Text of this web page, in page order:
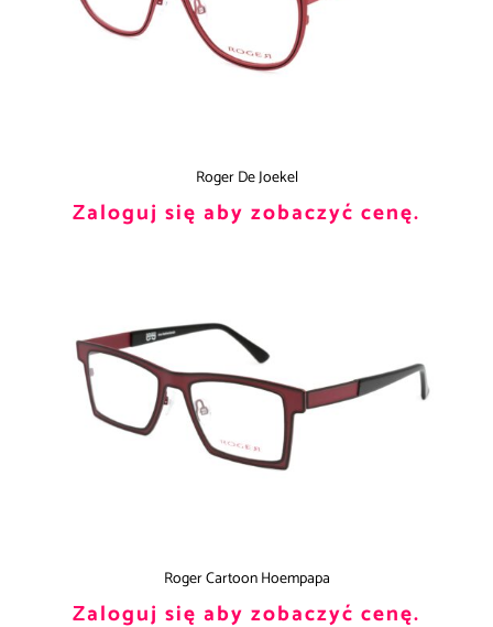
Roger De Joekel
Zaloguj się aby zobaczyć cenę.
Roger Cartoon Hoempapa
Zaloguj się aby zobaczyć cenę.